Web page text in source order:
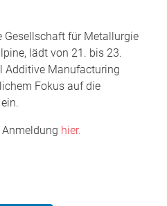
Gesellschaft für Metallurgie
lädt von 21. bis 23.
Additive Manufacturing
Fokus auf die
hier.